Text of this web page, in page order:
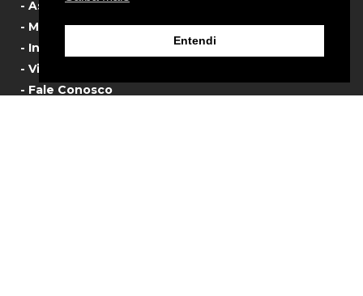
- Assistência Técnica
- Manual de Produtos
- Informativos
- Vista Explodida
- Fale Conosco
Entendi